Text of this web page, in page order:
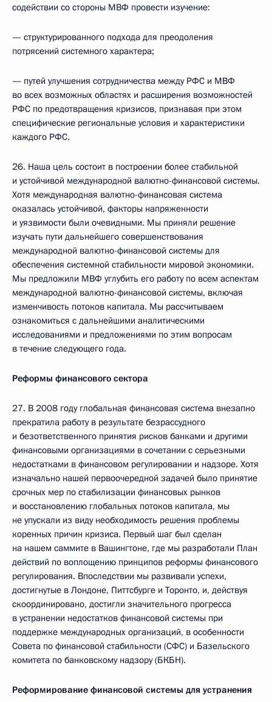
содействии со стороны МВФ провести изучение:
— структурированного подхода для преодоления
потрясений системного характера;
— путей улучшения сотрудничества между РФС и МВФ
во всех возможных областях и расширения возможностей
РФС по предотвращения кризисов, признавая при этом
специфические региональные условия и характеристики
каждого РФС.
26. Наша цель состоит в построении более стабильной
и устойчивой международной валютно-финансовой системы.
Хотя международная валютно-финансовая система
оказалась устойчивой, факторы напряженности
и уязвимости были очевидными. Мы приняли решение
изучать пути дальнейшего совершенствования
международной валютно-финансовой системы для
обеспечения системной стабильности мировой экономики.
Мы предложили МВФ углубить его работу по всем аспектам
международной валютно-финансовой системы, включая
изменчивость потоков капитала. Мы рассчитываем
ознакомиться с дальнейшими аналитическими
исследованиями и предложениями по этим вопросам
в течение следующего года.
Реформы финансового сектора
27. В 2008 году глобальная финансовая система внезапно
прекратила работу в результате безрассудного
и безответственного принятия рисков банками и другими
финансовыми организациями в сочетании с серьезными
недостатками в финансовом регулировании и надзоре. Хотя
изначально нашей первоочередной задачей было принятие
срочных мер по стабилизации финансовых рынков
и восстановлению глобальных потоков капитала, мы
не упускали из виду необходимость решения проблемы
коренных причин кризиса. Первый шаг был сделан
на нашем саммите в Вашингтоне, где мы разработали План
действий по воплощению принципов реформы финансового
регулирования. Впоследствии мы развивали успехи,
достигнутые в Лондоне, Питтсбурге и Торонто, и, действуя
скоординировано, достигли значительного прогресса
в устранении недостатков финансовой системы при
поддержке международных организаций, в особенности
Совета по финансовой стабильности (СФС) и Базельского
комитета по банковскому надзору (БКБН).
Реформирование финансовой системы для устранения